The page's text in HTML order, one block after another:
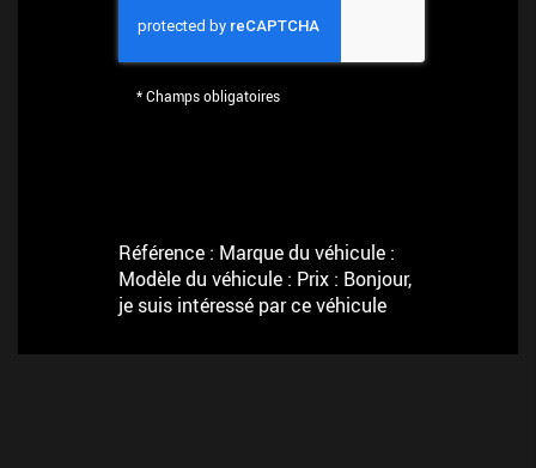
*Champs obligatoires
Référence : Marque du véhicule :
Modèle du véhicule : Prix : Bonjour,
je suis intéressé par ce véhicule